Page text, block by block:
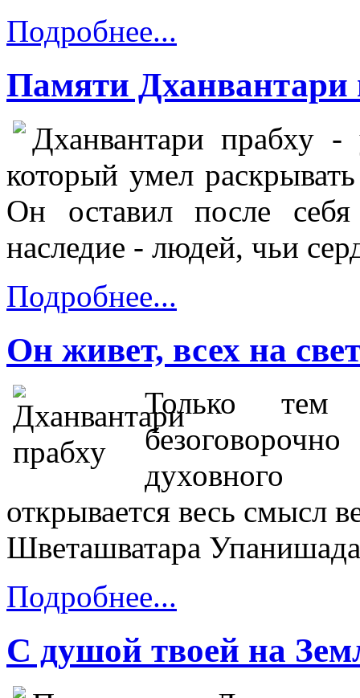
Подробнее...
Памяти Дханвантари
Дханвантари прабху -
который умел
Он оставил после
наследие - людей, чьи
Подробнее...
Он живет, всех на
Только тем
духовного
открывается весь смысл
Шветашватара
Подробнее...
С душой твоей на